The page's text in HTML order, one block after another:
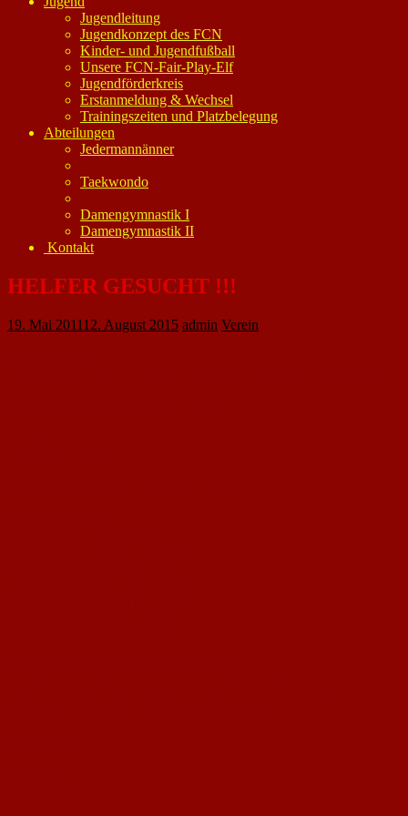
Jugendleitung
Jugendkonzept des FCN
Kinder- und Jugendfußball
Unsere FCN-Fair-Play-Elf
Jugendförderkreis
Erstanmeldung & Wechsel
Trainingszeiten und Platzbelegung
Abteilungen
Jedermannänner
Taekwondo
Damengymnastik I
Damengymnastik II
Kontakt
HELFER GESUCHT !!!
19. Mai 201112. August 2015 admin Verein